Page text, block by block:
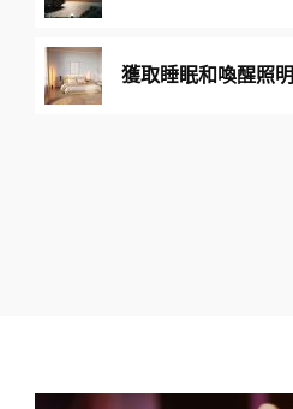
獲取睡眠和喚醒照明